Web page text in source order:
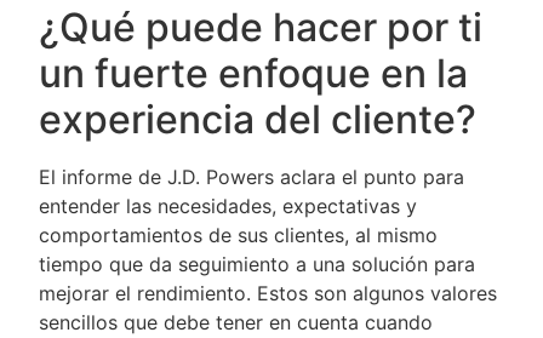
¿Qué puede hacer por ti
un fuerte enfoque en la
experiencia del cliente?
El informe de J.D. Powers aclara el punto para
entender las necesidades, expectativas y
comportamientos de sus clientes, al mismo
tiempo que da seguimiento a una solución para
mejorar el rendimiento. Estos son algunos valores
sencillos que debe tener en cuenta cuando